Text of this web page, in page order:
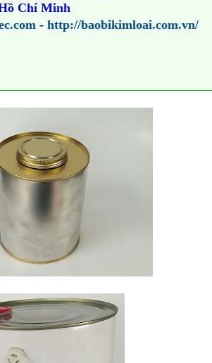
Chí Minh
-http://baobikimloai.com.vn/